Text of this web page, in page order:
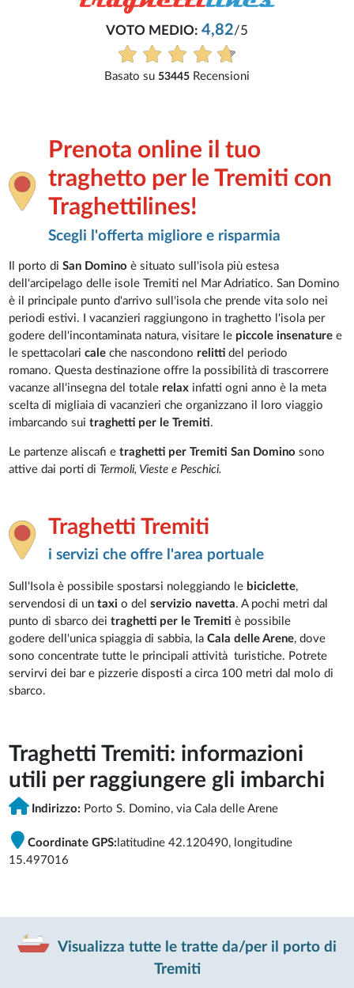
VOTO MEDIO: 4,82 /5
Basato su53445 Recensioni
Prenota online il tuo
traghetto per le Tremiti con
Traghettilines!
Scegli l'offerta migliore e risparmia
Il porto diSan Dominoè situato sull'isola più estesa
dell'arcipelago delle isole Tremiti nel Mar Adriatico. San Domino
è il principale punto d'arrivo sull'isola che prende vita solo nei
periodi estivi. I vacanzieri raggiungono in traghetto l'isola per
godere dell'incontaminata natura, visitare le piccole insenaturee
le spettacolaricale che nascondono relittidel periodo
romano. Questa destinazione offre la possibilità di trascorrere
vacanze all'insegna del totale relax infatti ogni anno è la meta
scelta di migliaia di vacanzieri che organizzano il loro viaggio
imbarcando sui traghetti per le Tremiti.
Le partenze aliscafi etraghetti per Tremiti San Domino sono
attive dai porti di Termoli, Vieste e Peschici.
Traghetti Tremiti
i servizi che offre l'area portuale
Sull'Isola è possibile spostarsi noleggiando le biciclette,
servendosi di untaxi o delservizio navetta. A pochi metri dal
punto di sbarco deitraghetti per le Tremitiè possibile
godere dell'unica spiaggia di sabbia, laCala delle Arene, dove
sono concentrate tutte le principali attività turistiche. Potrete
servirvi dei bar e pizzerie disposti a circa 100 metri dal molo di
sbarco.
Traghetti Tremiti: informazioni
utili per raggiungere gli imbarchi
Indirizzo: Porto S. Domino, via Cala delle Arene
Coordinate GPS: latitudine 42.120490, longitudine
15.497016
Visualizza tutte le tratte da/per il porto di
Tremiti